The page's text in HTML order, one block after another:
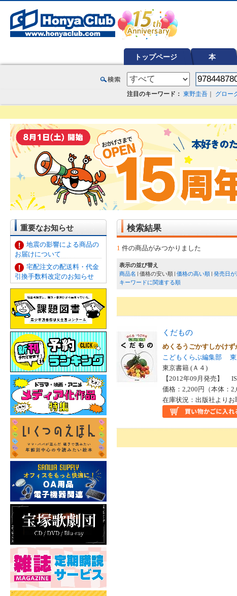
トップページ 本
注目のキーワード： 東野圭吾 グロー
重要なお知らせ
地震の影響による商品の
お届けについて
宅配注文の配送料・代金
引換手数料改定のお知らせ
検索結果
1 件の商品がみつかりました
表示の並び替え
商品名
価格の安い順 価格の高い順 発売日
キーワードに関連する順
くだもの
めくるうごかすしかけず
こどもくらぶ編集部
東京書籍 (Ａ４)
【2012年09月発売】
価格：2,200円（本体：
在庫状況：出版社よりお